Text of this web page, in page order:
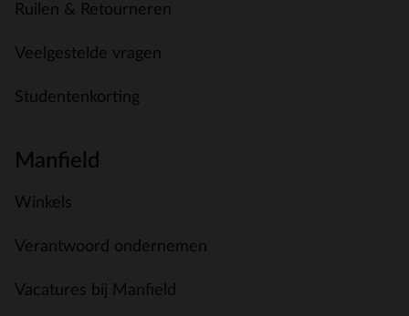
Ruilen & Retourneren
Veelgestelde vragen
Studentenkorting
Manfield
Winkels
Verantwoord ondernemen
Vacatures bij Manfield